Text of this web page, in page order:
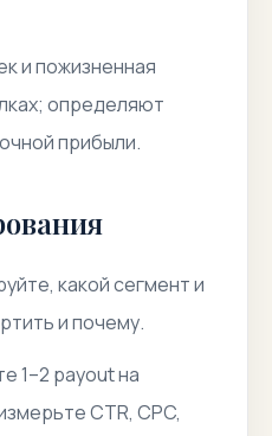
и пожизненная
определяют
прибыли.
какой сегмент и
и почему.
1–2 payout на
CTR, CPC,